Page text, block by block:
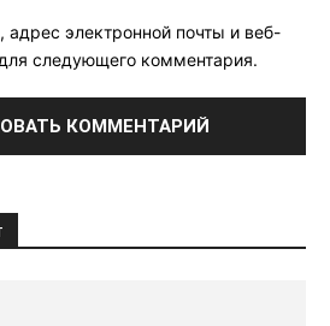
адрес электронной почты и веб-
следующего комментария.